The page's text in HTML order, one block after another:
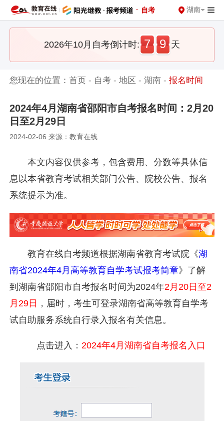
· 自考 湖南
2026年10月自考倒计时: 7 9 天
您现在的位置：首页 - 自考 -地区 -湖南 -报名时间
2024年4月湖南省邵阳市自考报名时间：2月20
日至2月29日
2024-02-06 来源：教育在线
本文内容仅供参考，包含费用、分数等具体信
息以本省教育考试相关部门公告、院校公告、报名
系统提示为准。
教育在线自考频道根据湖南省教育考试院《湖
南省2024年4月高等教育自学考试报考简章》了解
到湖南省邵阳市自考报名时间为2024年2月20日至2
月29日 ，届时，考生可登录湖南省高等教育自学考
试自助服务系统自行录入报名有关信息。
点击进入： 2024年4月湖南省自考报名入口